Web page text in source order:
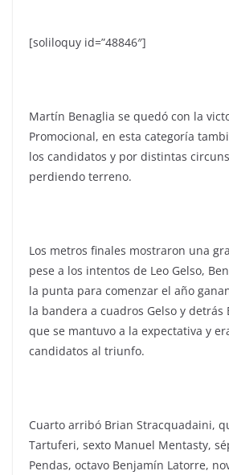
[soliloquy id=”48846″]
Martín Benaglia se quedó con la
Promocional, en esta categoría
los candidatos y por distintas
perdiendo terreno.
Los metros finales mostraron una
pese a los intentos de Leo Gelso,
la punta para comenzar el año
la bandera a cuadros Gelso y detrás
que se mantuvo a la expectativa y
candidatos al triunfo.
Cuarto arribó Brian Stracquadaini,
Tartuferi, sexto Manuel Mentasty,
Pendas, octavo Benjamín Latorre,